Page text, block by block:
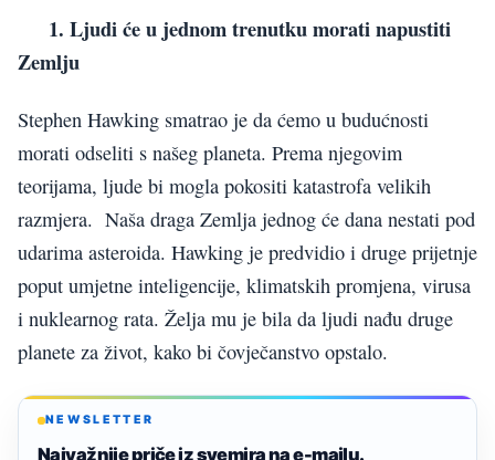
1. Ljudi će u jednom trenutku morati napustiti
Zemlju
Stephen Hawking smatrao je da ćemo u budućnosti
morati odseliti s našeg planeta. Prema njegovim
teorijama, ljude bi mogla pokositi katastrofa velikih
razmjera. Naša draga Zemlja jednog će dana nestati pod
udarima asteroida. Hawking je predvidio i druge prijetnje
poput umjetne inteligencije, klimatskih promjena, virusa
i nuklearnog rata. Želja mu je bila da ljudi nađu druge
planete za život, kako bi čovječanstvo opstalo.
NEWSLETTER
Najvažnije priče iz svemira na e-mailu.